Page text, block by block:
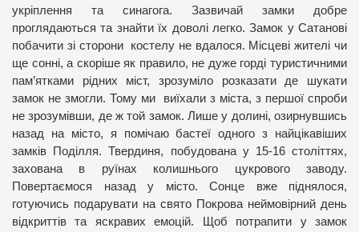
укріплення та синагога. Зазвичай замки добре
проглядаються та знайти їх доволі легко. Замок у Сатанові
побачити зі сторони костелу не вдалося. Місцеві жителі чи
ще сонні, а скоріше як правило, не дуже горді туристичними
пам’ятками рідних міст, зрозуміло розказати де шукати
замок не змогли. Тому ми виїхали з міста, з першої спроби
не зрозумівши, де ж той замок. Лише у долині, озирнувшись
назад на місто, я помічаю бастеї одного з найцікавіших
замків Поділля. Твердиня, побудована у 15-16 століттях,
захована в руїнах колишнього цукрового заводу.
Повертаємося назад у місто. Сонце вже піднялося,
готуючись подарувати на свято Покрова неймовірний день
відкриттів та яскравих емоцій. Щоб потрапити у замок